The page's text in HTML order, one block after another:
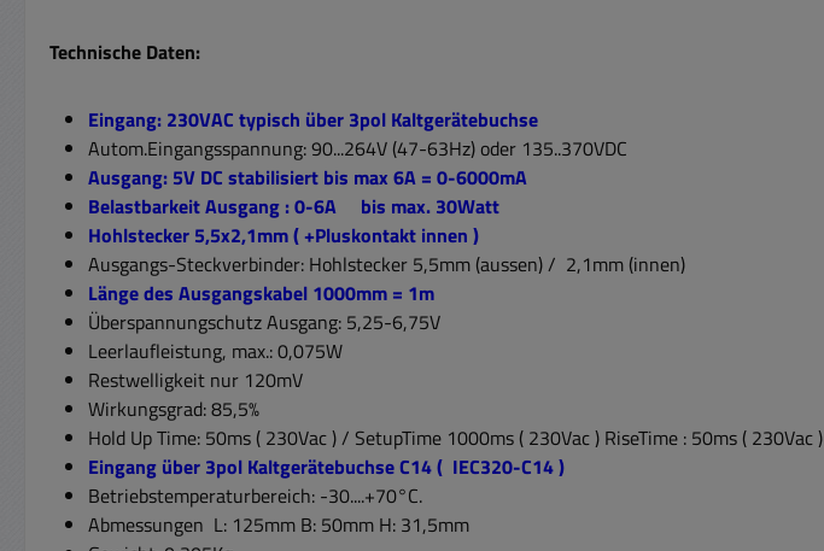
Technische Daten:
Eingang: 230VAC typisch über 3pol Kaltgerätebuchse
Autom.Eingangsspannung: 90...264V (47-63Hz) oder 135..370VDC
Ausgang: 5V DC stabilisiert bis max 6A = 0-6000mA
Belastbarkeit Ausgang : 0-6A bis max. 30Watt
Hohlstecker 5,5x2,1mm ( +Pluskontakt innen )
Ausgangs-Steckverbinder: Hohlstecker 5,5mm (aussen) / 2,1mm (innen)
Länge des Ausgangskabel 1000mm = 1m
Überspannungschutz Ausgang: 5,25-6,75V
Leerlaufleistung, max.: 0,075W
Restwelligkeit nur 120mV
Wirkungsgrad: 85,5%
Hold Up Time: 50ms ( 230Vac ) / SetupTime 1000ms ( 230Vac ) RiseTime : 50ms ( 230Vac )
Eingang über 3pol Kaltgerätebuchse C14 ( IEC320-C14 )
Betriebstemperaturbereich: -30....+70°C.
Abmessungen L: 125mm B: 50mm H: 31,5mm